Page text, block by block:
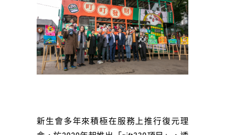
新生會多年來積極在服務上推行復元理